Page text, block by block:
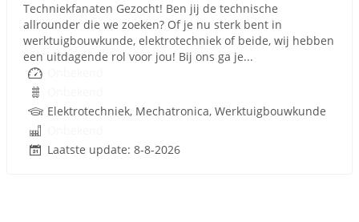
Techniekfanaten Gezocht! Ben jij de technische
allrounder die we zoeken? Of je nu sterk bent in
werktuigbouwkunde, elektrotechniek of beide, wij hebben
een uitdagende rol voor jou! Bij ons ga je...
Elektrotechniek, Mechatronica, Werktuigbouwkunde
Laatste update: 8-8-2026